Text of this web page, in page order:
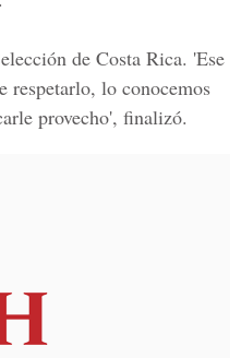
de Costa Rica. 'Ese
respetarlo, lo conocemos
provecho', finalizó.